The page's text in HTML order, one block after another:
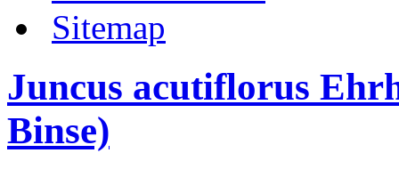
Sitemap
Juncus acutiflorus
Binse)